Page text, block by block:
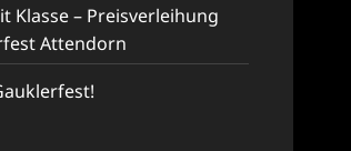
Klasse – Preisverleihung
Attendorn